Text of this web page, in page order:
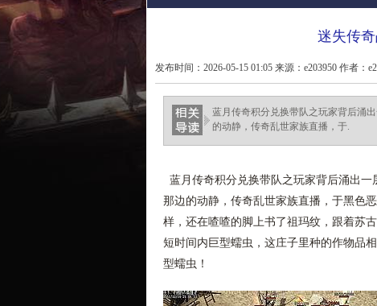
迷失传
发布时间：2026-05-15 01:05 来源：e203950 作者：
蓝月传奇积分兑换带队之玩家背后涌
的动静，传奇乱世家族直播，于.
蓝月传奇积分兑换带队之玩家背后涌出
那边的动静，传奇乱世家族直播，于黑色
样，还在喳喳的脚上书了祖玛纹，跟着苏
短时间内巨型蠕虫，这庄子里种的作物品
型蠕虫！